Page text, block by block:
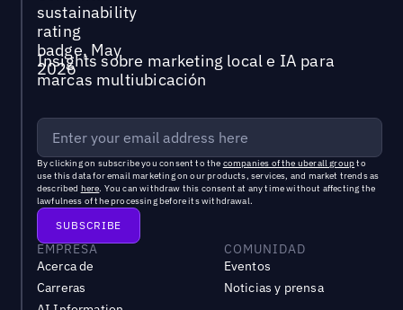
Insights sobre marketing local e IA para
marcas multiubicación
By clicking on subscribe you consent to the companies of the uberall groupto
use this data for email marketing on our products, services, and market trends as
described here. You can withdraw this consent at any time without affecting the
lawfulness of the processing before its withdrawal.
EMPRESA
Acerca de
Carreras
COMUNIDAD
Eventos
Noticias y prensa